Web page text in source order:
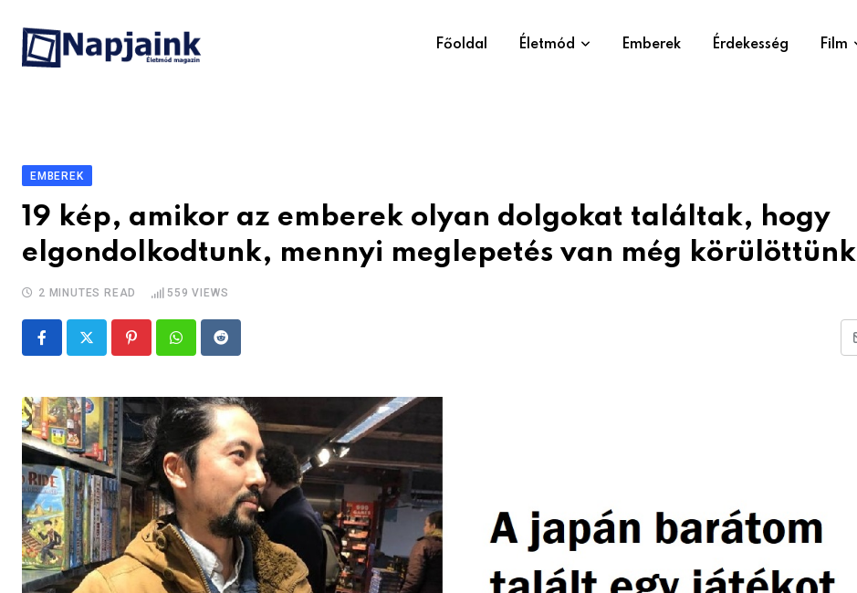
content
Főoldal Életmód Emberek Érdekesség Film
EMBEREK
19 kép, amikor az emberek olyan dolgokat találtak, hogy
elgondolkodtunk, mennyi meglepetés van még körülöttünk
2 MINUTES READ 559 VIEWS
PinterestWhatsappReddit